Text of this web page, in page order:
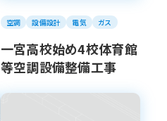
空調 設備設計 電気 ガス
一宮高校始め4校体育館
等空調設備整備工事